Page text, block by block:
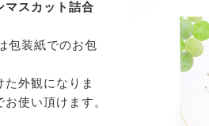
マスカット詰合
包装紙でのお包
外観になりま
使い頂けます。